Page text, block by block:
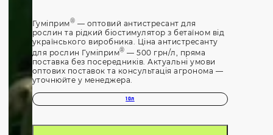
Гуміприм® — оптовий антистресант для
рослин та рідкий біостимулятор з бетаїном від
українського виробника. Ціна антистресанту
для рослин Гуміприм® — 500 грн/л, пряма
поставка без посередників. Актуальні умови
оптових поставок та консультація агронома —
уточнюйте у менеджера.
10л